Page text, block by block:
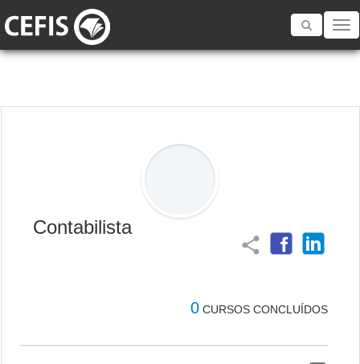
Toggle
Contabilista
share
0 CURSOS CONCLUÍDOS